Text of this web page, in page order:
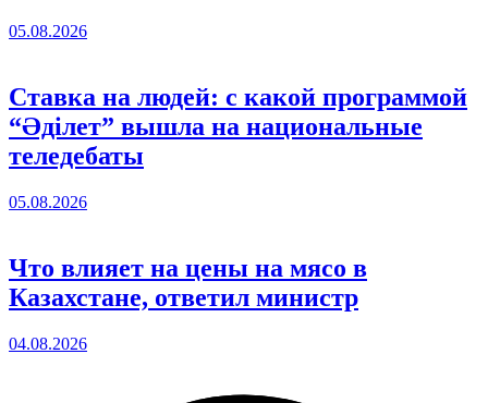
05.08.2026
Ставка на людей: с какой программой
“Әділет” вышла на национальные
теледебаты
05.08.2026
Что влияет на цены на мясо в
Казахстане, ответил министр
04.08.2026